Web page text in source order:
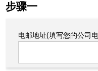
步骤一
电邮地址(填写您的公司